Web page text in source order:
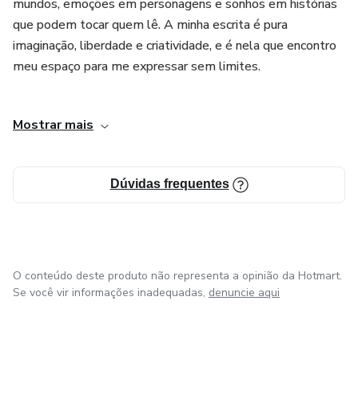
mundos, emoções em personagens e sonhos em histórias
que podem tocar quem lê. A minha escrita é pura
imaginação, liberdade e criatividade, e é nela que encontro
meu espaço para me expressar sem limites.
sinta parte desse universo que crio, porque escrever, para
Mostrar mais
Dúvidas frequentes
O conteúdo deste produto não representa a opinião da Hotmart.
Se você vir informações inadequadas, denuncie aqui